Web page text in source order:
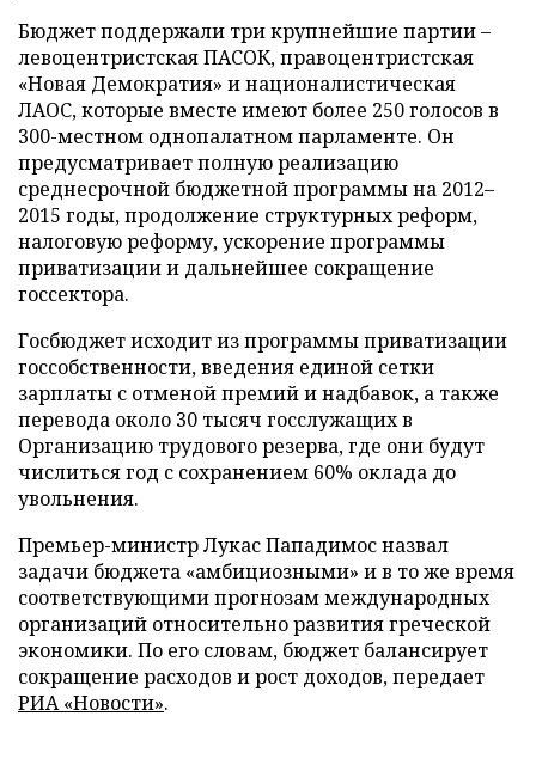
Бюджет поддержали три крупнейшие партии –
левоцентристская ПАСОК, правоцентристская
«Новая Демократия» и националистическая
ЛАОС, которые вместе имеют более 250 голосов в
300-местном однопалатном парламенте. Он
предусматривает полную реализацию
среднесрочной бюджетной программы на 2012–
2015 годы, продолжение структурных реформ,
налоговую реформу, ускорение программы
приватизации и дальнейшее сокращение
госсектора.
Госбюджет исходит из программы приватизации
госсобственности, введения единой сетки
зарплаты с отменой премий и надбавок, а также
перевода около 30 тысяч госслужащих в
Организацию трудового резерва, где они будут
числиться год с сохранением 60% оклада до
увольнения.
Премьер-министр Лукас Пападимос назвал
задачи бюджета «амбициозными» и в то же время
соответствующими прогнозам международных
организаций относительно развития греческой
экономики. По его словам, бюджет балансирует
сокращение расходов и рост доходов, передает
РИА «Новости».